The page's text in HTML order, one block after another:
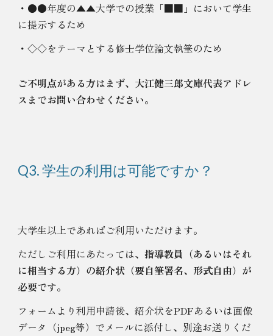
・●●年度の▲▲大学での授業「■■」において学生
に提示するため
・◇◇をテーマとする修士学位論文執筆のため
ご不明点がある方はまず、大江健三郎文庫代表アドレ
スまでお問い合わせください。
Q3. 学生の利用は可能ですか？
大学生以上であればご利用いただけます。
ただしご利用にあたっては、指導教員 （あるいはそれ
に相当する方） の紹介状（要自筆署名、形式自由） が
必要です。
フォームより利用申請後、紹介状をPDFあるいは画像
データ（jpeg等）でメールに添付し、別途お送りくだ